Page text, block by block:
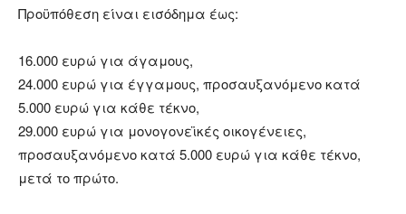
Προϋπόθεση είναι εισόδημα έως:
16.000 ευρώ για άγαμους,
24.000 ευρώ για έγγαμους, προσαυξανόμενο κατά
5.000 ευρώ για κάθε τέκνο,
29.000 ευρώ για μονογονεϊκές οικογένειες,
προσαυξανόμενο κατά 5.000 ευρώ για κάθε τέκνο,
μετά το πρώτο.